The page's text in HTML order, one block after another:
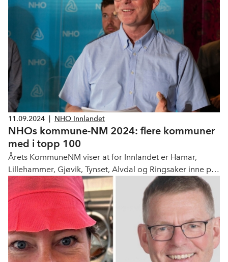
11.09.2024 NHO Innlandet
NHOs kommune-NM 2024: flere kommuner
med i topp 100
Årets KommuneNM viser at for Innlandet er Hamar,
Lillehammer, Gjøvik, Tynset, Alvdal og Ringsaker inne på
topp 100 i Norge. – Kommune-NM måler fylkenes og
kommunens økonomiske bærekraft og potensiale for
vekst. Slik sett kan en si at kåringen også måler
attraktivitet for næringslivet. Medlemsbedriftene våre er
helt avhengig av at kommunen evner å se deres behov
og spiller på lag for å gjøre det enklere å drive bedrift og
jobbskaping, sier NHOs regiondirektør i Innlandet, Jon